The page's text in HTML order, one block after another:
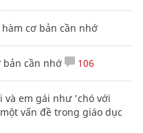
cơ bản cần nhớ
bản cần nhớ 106
và em gái như 'chó với
vấn đề trong giáo dục